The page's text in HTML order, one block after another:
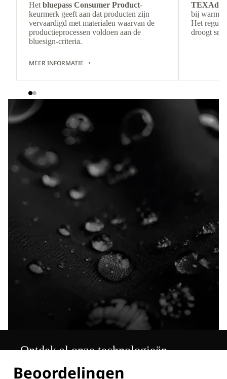
Het bluepass Consumer Product-
keurmerk geeft aan dat producten zijn
vervaardigd met materialen waarvan de
productieprocessen voldoen aan de
bluesign-criteria.
MEER INFORMATIE
TEXAdri
bij warmer
Het
droogt
Ontdek al onze technologieën